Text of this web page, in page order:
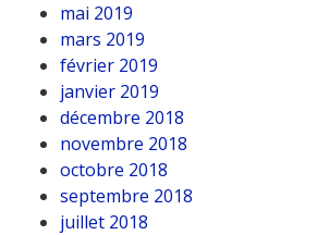
mai 2019
mars 2019
février 2019
janvier 2019
décembre 2018
novembre 2018
octobre 2018
septembre 2018
juillet 2018